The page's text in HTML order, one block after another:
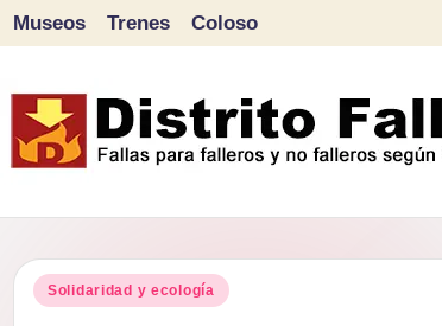
contenido
Museos Trenes Coloso
Publicado
Solidaridad y ecología